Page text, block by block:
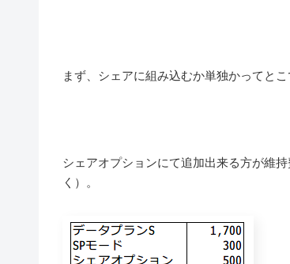
まず、シェアに組み込むか単独かってとこ
シェアオプションにて追加出来る方が維
く）。